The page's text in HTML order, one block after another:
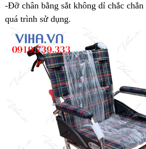
-Đỡ chân bằng sắt không dỉ chắc
quá trình sử dụng.